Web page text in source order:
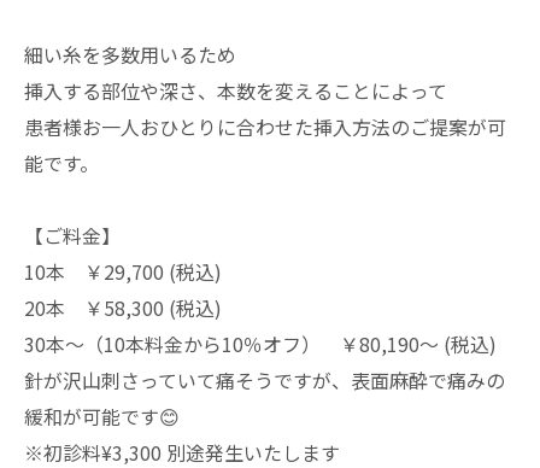
細い糸を多数用いるため
挿入する部位や深さ、本数を変えることによって
患者様お一人おひとりに合わせた挿入方法のご提案が可
能です。
【ご料金】
10本 ￥29,700 (税込)
20本 ￥58,300 (税込)
30本～（10本料金から10％オフ） ￥80,190～ (税込)
針が沢山刺さっていて痛そうですが、表面麻酔で痛みの
緩和が可能です😊
※初診料¥3,300 別途発生いたします